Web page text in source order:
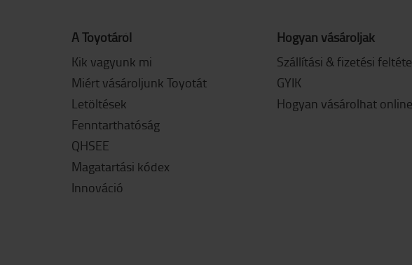
A Toyotáról
Kik vagyunk mi
Miért vásároljunk Toyotát
Letöltések
Fenntarthatóság
QHSEE
Magatartási kódex
Innováció
Hogyan vásároljak
Szállítási & fizetési
GYIK
Hogyan vásárolhat online